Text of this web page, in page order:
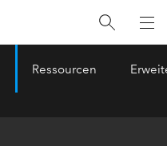
Ressourcen